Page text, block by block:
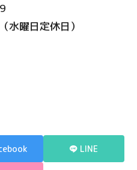
曜日定休日）
LINE